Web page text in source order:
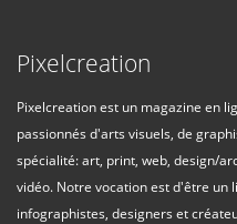
Pixelcreation
Pixelcreation est un magazine en
passionnés d'arts visuels, de
spécialité: art, print, web, design/
vidéo. Notre vocation est d'être un
infographistes, designers et